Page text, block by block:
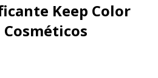
Keep Color